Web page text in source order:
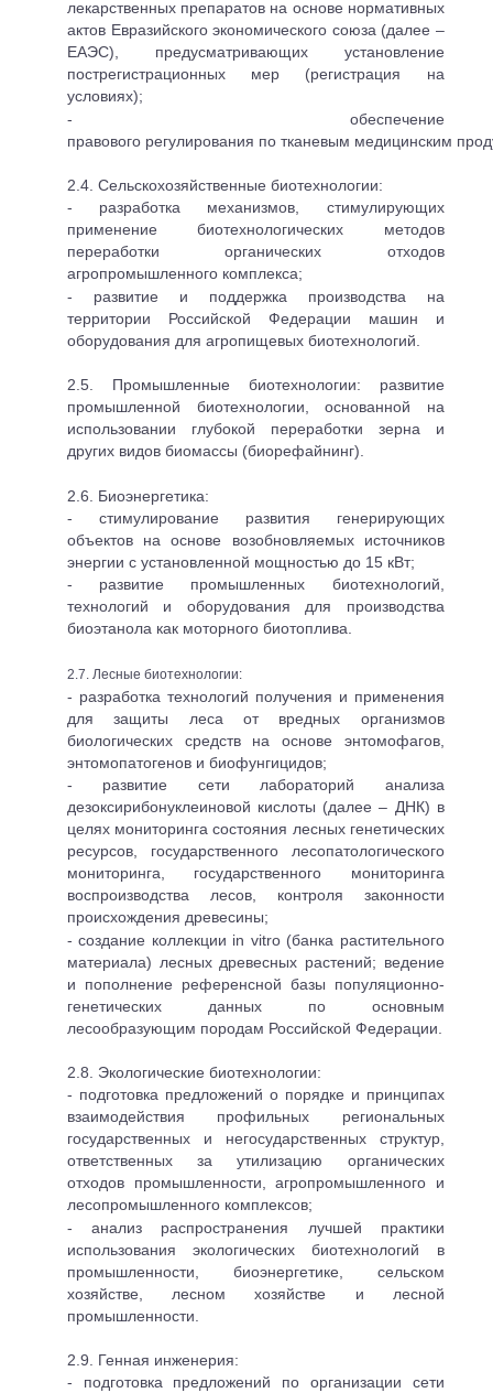
лекарственных препаратов на основе нормативных
актов Евразийского экономического союза (далее –
ЕАЭС), предусматривающих установление
пострегистрационных мер (регистрация на
условиях);
- обеспечение
правового регулирования по тканевым медицинским
2.4. Сельскохозяйственные биотехнологии:
- разработка механизмов, стимулирующих
применение биотехнологических методов
переработки органических отходов
агропромышленного комплекса;
- развитие и поддержка производства на
территории Российской Федерации машин и
оборудования для агропищевых биотехнологий.
2.5. Промышленные биотехнологии: развитие
промышленной биотехнологии, основанной на
использовании глубокой переработки зерна и
других видов биомассы (биорефайнинг).
2.6. Биоэнергетика:
- стимулирование развития генерирующих
объектов на основе возобновляемых источников
энергии с установленной мощностью до 15 кВт;
- развитие промышленных биотехнологий,
технологий и оборудования для производства
биоэтанола как моторного биотоплива.
2.7. Лесные биотехнологии:
- разработка технологий получения и применения
для защиты леса от вредных организмов
биологических средств на основе энтомофагов,
энтомопатогенов и биофунгицидов;
- развитие сети лабораторий анализа
дезоксирибонуклеиновой кислоты (далее – ДНК) в
целях мониторинга состояния лесных генетических
ресурсов, государственного лесопатологического
мониторинга, государственного мониторинга
воспроизводства лесов, контроля законности
происхождения древесины;
- создание коллекции in vitro (банка растительного
материала) лесных древесных растений; ведение
и пополнение референсной базы популяционно-
генетических данных по основным
лесообразующим породам Российской Федерации.
2.8. Экологические биотехнологии:
- подготовка предложений о порядке и принципах
взаимодействия профильных региональных
государственных и негосударственных структур,
ответственных за утилизацию органических
отходов промышленности, агропромышленного и
лесопромышленного комплексов;
- анализ распространения лучшей практики
использования экологических биотехнологий в
промышленности, биоэнергетике, сельском
хозяйстве, лесном хозяйстве и лесной
промышленности.
2.9. Генная инженерия:
- подготовка предложений по организации сети